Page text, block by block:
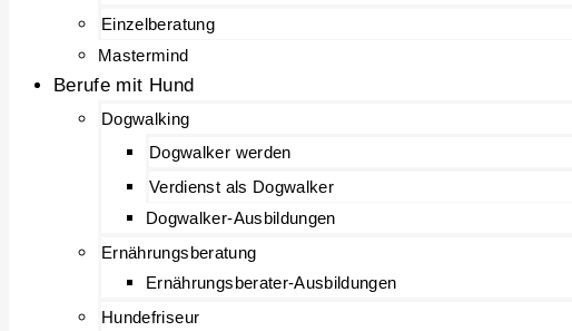
Einzelberatung
Mastermind
Berufe mit Hund
Dogwalking
Dogwalker werden
Verdienst als Dogwalker
Dogwalker-Ausbildungen
Ernährungsberatung
Ernährungsberater-Ausbildungen
Hundefriseur